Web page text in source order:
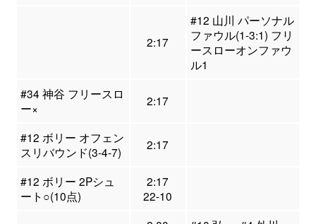
2:17
#12 山川 パーソナル
ファウル(1-3:1) フリ
ースローオンファウ
ル1
#34 神谷 フリースロ
ー×
2:17
#12 ボリー オフェン
スリバウンド(3-4-7)
2:17
#12 ボリー 2Pシュ
ート○(10点)
2:17
22-10